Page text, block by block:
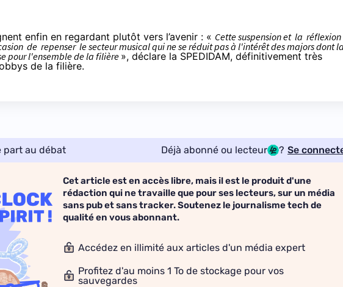
enfin en regardant plutôt vers l’avenir : « Cette suspension et la réflexion
de repenser le secteur musical qui ne se réduit pas à l'intérêt des majors dont
pour l'ensemble de la filière », déclare la SPEDIDAM, définitivement très
de la filière.
part au débat Déjà abonné ou lecteur ? Se
Cet article est en accès libre, mais il est le produit d'une
rédaction qui ne travaille que pour ses lecteurs, sur un média
sans pub et sans tracker. Soutenez le journalisme tech de
qualité en vous abonnant.
Accédez en illimité aux articles d'un média expert
Profitez d'au moins 1 To de stockage pour vos
sauvegardes